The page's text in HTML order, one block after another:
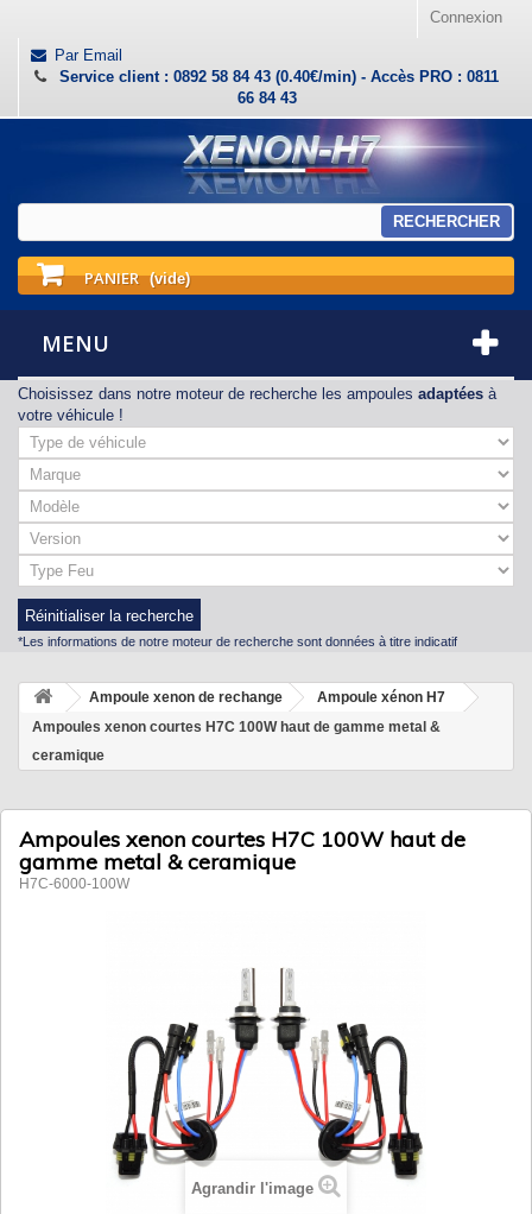
Connexion
Par Email
Service client : 0892 58 84 43 (0.40€/min) - Accès PRO : 0811
66 84 43
RECHERCHER
PANIER (vide)
MENU
Choisissez dans notre moteur de recherche les ampoules adaptées à
votre véhicule !
Réinitialiser la recherche
*Les informations de notre moteur de recherche sont données à titre indicatif
Ampoule xenon de rechange
Ampoule xénon H7
Ampoules xenon courtes H7C 100W haut de gamme metal &
ceramique
Ampoules xenon courtes H7C 100W haut de
gamme metal & ceramique
H7C-6000-100W
Agrandir l'image